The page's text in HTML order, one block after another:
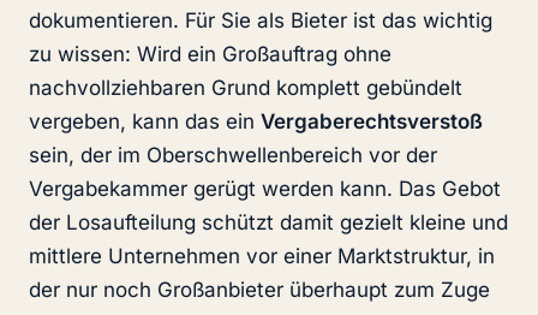
dokumentieren. Für Sie als Bieter ist das wichtig
zu wissen: Wird ein Großauftrag ohne
nachvollziehbaren Grund komplett gebündelt
vergeben, kann das ein Vergaberechtsverstoß
sein, der im Oberschwellenbereich vor der
Vergabekammer gerügt werden kann. Das Gebot
der Losaufteilung schützt damit gezielt kleine und
mittlere Unternehmen vor einer Marktstruktur, in
der nur noch Großanbieter überhaupt zum Zuge